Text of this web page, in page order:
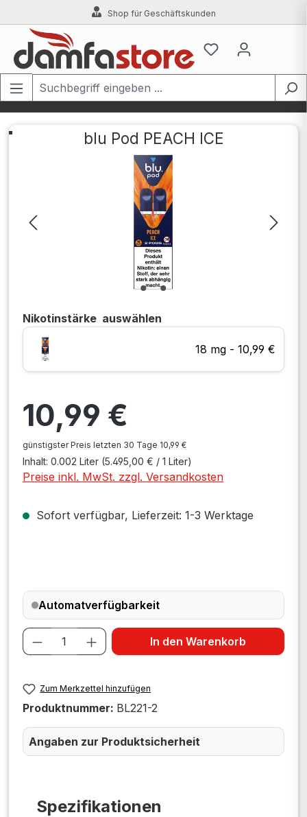
Zum Hauptinhalt springenShop für Geschäftskunden
blu Pod PEACH ICE
Bildergalerie überspringen
Spezifikationen
Nikotinstärke auswählen
18 mg - 10,99 €
10,99 €
günstigster Preis letzten 30 Tage 10,99 €
Inhalt: 0.002 Liter (5.495,00 € / 1 Liter)
Preise inkl. MwSt. zzgl. Versandkosten
Sofort verfügbar, Lieferzeit: 1-3 Werktage
Automatverfügbarkeit
Produkt Anzahl: Gib den
In den Warenkorb
Zum Merkzettel hinzufügen
Produktnummer: BL221-2
Angaben zur Produktsicherheit